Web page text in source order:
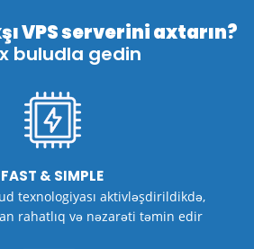
VPS serverini axtarın?
buludla gedin
FAST & SIMPLE
texnologiyası aktivləşdirildikdə,
rahatlıq və nəzarəti təmin edir